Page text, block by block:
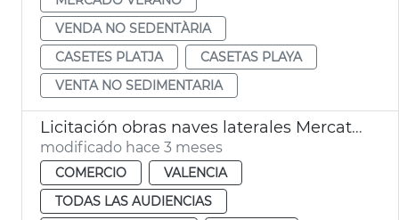
VENDA NO SEDENTÀRIA
CASETES PLATJA
CASETAS PLAYA
VENTA NO SEDIMENTARIA
Licitación obras naves laterales Mercat Cabanyal
modificado hace 3 meses
COMERCIO
VALENCIA
TODAS LAS AUDIENCIAS